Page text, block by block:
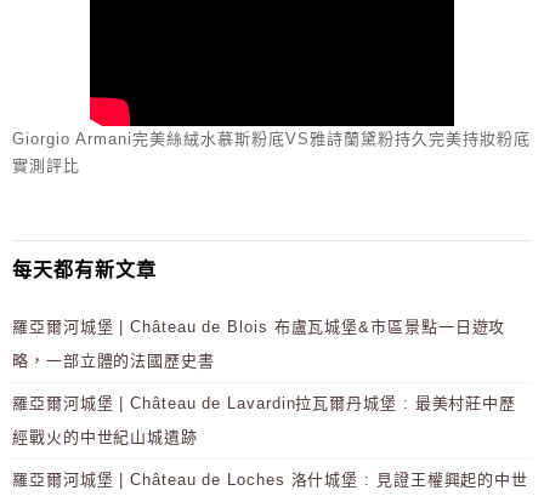
Giorgio Armani完美絲絨水慕斯粉底VS雅詩蘭黛粉持久完美持妝粉底
實測評比
每天都有新文章
羅亞爾河城堡 | Château de Blois 布盧瓦城堡&市區景點一日遊攻
略，一部立體的法國歷史書
羅亞爾河城堡 | Château de Lavardin拉瓦爾丹城堡 : 最美村莊中歷
經戰火的中世紀山城遺跡
羅亞爾河城堡 | Château de Loches 洛什城堡 : 見證王權興起的中世